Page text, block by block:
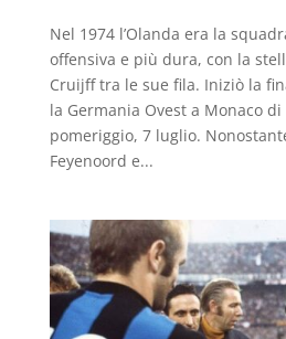
Nel 1974 l’Olanda era la
offensiva e più dura, con la
Cruijff tra le sue fila. Iniziò la
la Germania Ovest a Monaco
pomeriggio, 7 luglio.
Feyenoord e...